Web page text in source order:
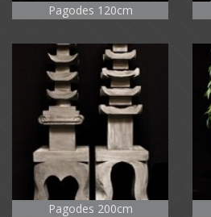
Pagodes 120cm
Pagodes 200cm